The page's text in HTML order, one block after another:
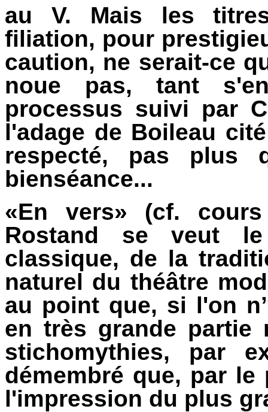
au V. Mais les
filiation, pour
caution, ne serait-ce
noue pas, tant
processus suivi par
l'adage de Boileau
respecté, pas plus
bienséance...
«En vers» (cf.
Rostand se veut
classique, de la
naturel du théâtre
au point que, si l'on
en très grande partie
stichomythies, par
démembré que, par
l'impression du plus